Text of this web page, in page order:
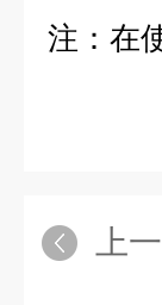
注：在
上